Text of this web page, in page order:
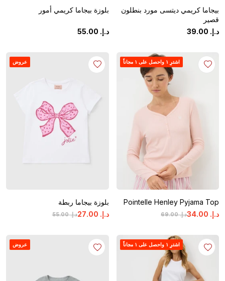
بيجاما كريمي ديتسى مورد بنطلون
قصير
د.إ.
39.00
بلوزة بيجاما كريمي أمور
د.إ. 55.00
اشترِ ١ واحصل على ١ مجاناً
Pointelle Henley Pyjama Top
د.إ.‏
69.00 د.إ. 34.00
عروض
بلوزة بيجاما ربطة
د.إ.‏
55.00 د.إ. 27.00
اشترِ ١ واحصل على ١ مجاناً عروض